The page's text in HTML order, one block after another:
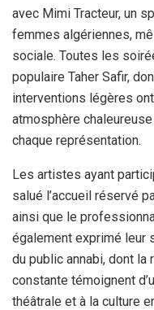
avec Mimi Tracteur, un
femmes algériennes,
sociale. Toutes les
populaire Taher Safir,
interventions légères
atmosphère
chaque représentation.
Les artistes ayant
salué l’accueil réservé
ainsi que le
également exprimé leur
du public annabi, dont la
constante témoignent
théâtrale et à la culture